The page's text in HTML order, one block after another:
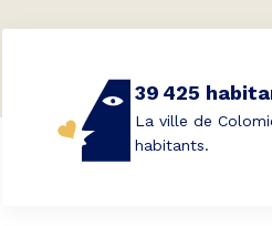
39 425
La ville de
habitants.